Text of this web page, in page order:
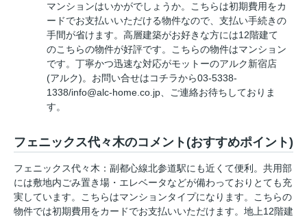
マンションはいかがでしょうか。こちらは初期費用をカ
ードでお支払いいただける物件なので、支払い手続きの
手間が省けます。高層建築がお好きな方には12階建て
のこちらの物件が好評です。こちらの物件はマンション
です。丁寧かつ迅速な対応がモットーのアルク新宿店
(アルク)。お問い合せはコチラから03-5338-
1338/info@alc-home.co.jp、ご連絡お待ちしておりま
す。
フェニックス代々木のコメント(おすすめポイント)
フェニックス代々木：副都心線北参道駅にも近くて便利。共用部
には敷地内ごみ置き場・エレベータなどが備わっておりとても充
実しています。こちらはマンションタイプになります。こちらの
物件では初期費用をカードでお支払いいただけます。地上12階建